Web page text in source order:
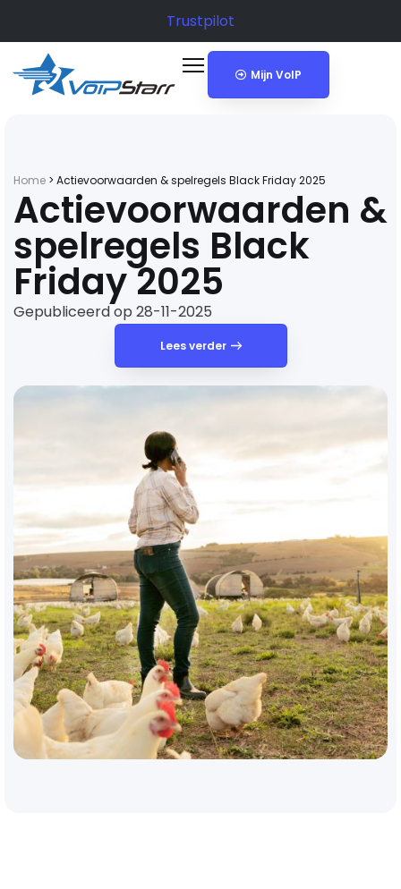
Trustpilot
Mijn VoIP
Home > Actievoorwaarden & spelregels Black Friday 2025
Actievoorwaarden &
spelregels Black
Friday 2025
Gepubliceerd op 28-11-2025
Lees verder